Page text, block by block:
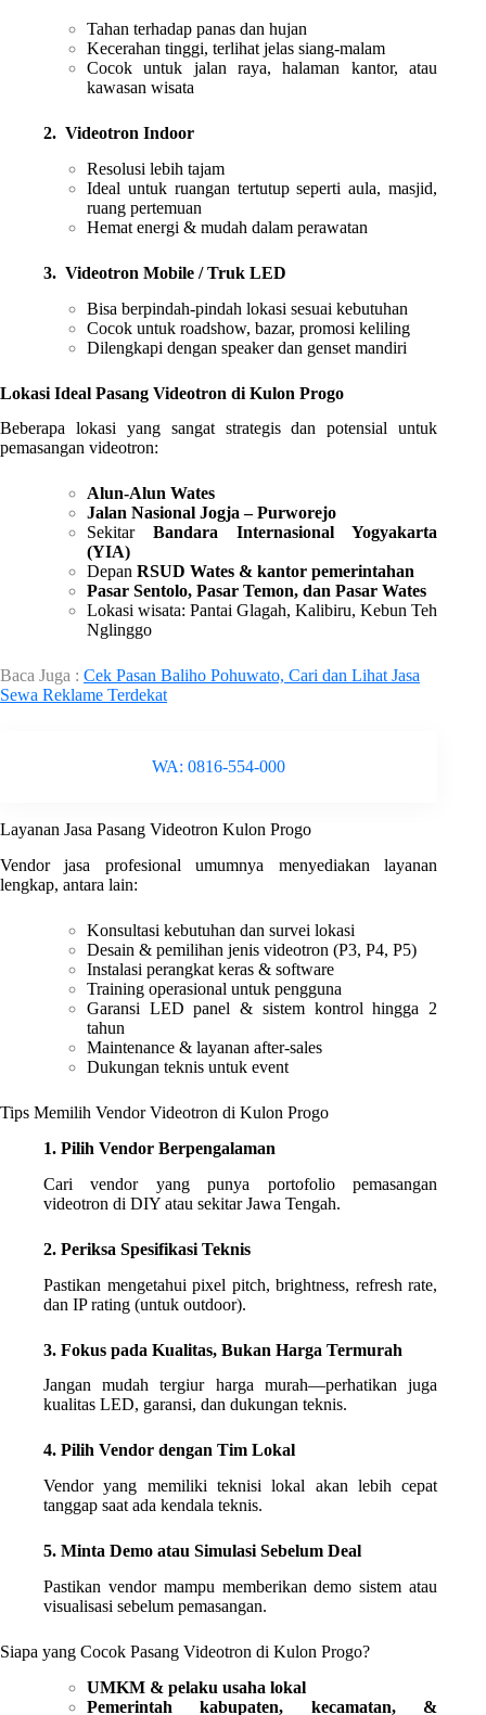
Tahan terhadap panas dan hujan
Kecerahan tinggi, terlihat jelas siang-malam
Cocok untuk jalan raya, halaman kantor, atau
kawasan wisata
2. Videotron Indoor
Resolusi lebih tajam
Ideal untuk ruangan tertutup seperti aula, masjid,
ruang pertemuan
Hemat energi & mudah dalam perawatan
3. Videotron Mobile / Truk LED
Bisa berpindah-pindah lokasi sesuai kebutuhan
Cocok untuk roadshow, bazar, promosi keliling
Dilengkapi dengan speaker dan genset mandiri
Lokasi Ideal Pasang Videotron di Kulon Progo
Beberapa lokasi yang sangat strategis dan potensial untuk
pemasangan videotron:
Alun-Alun Wates
Jalan Nasional Jogja – Purworejo
SekitarBandara Internasional Yogyakarta
(YIA)
Depan RSUD Wates & kantor pemerintahan
Pasar Sentolo, Pasar Temon, dan Pasar Wates
Lokasi wisata: Pantai Glagah, Kalibiru, Kebun Teh
Nglinggo
Baca Juga : Cek Pasan Baliho Pohuwato, Cari dan Lihat Jasa
Sewa Reklame Terdekat
WA: 0816-554-000
Layanan Jasa Pasang Videotron Kulon Progo
Vendor jasa profesional umumnya menyediakan layanan
lengkap, antara lain:
Konsultasi kebutuhan dan survei lokasi
Desain & pemilihan jenis videotron (P3, P4, P5)
Instalasi perangkat keras & software
Training operasional untuk pengguna
Garansi LED panel & sistem kontrol hingga 2
tahun
Maintenance & layanan after-sales
Dukungan teknis untuk event
Tips Memilih Vendor Videotron di Kulon Progo
1. Pilih Vendor Berpengalaman
Cari vendor yang punya portofolio pemasangan
videotron di DIY atau sekitar Jawa Tengah.
2. Periksa Spesifikasi Teknis
Pastikan mengetahui pixel pitch, brightness, refresh rate,
dan IP rating (untuk outdoor).
3. Fokus pada Kualitas, Bukan Harga Termurah
Jangan mudah tergiur harga murah—perhatikan juga
kualitas LED, garansi, dan dukungan teknis.
4. Pilih Vendor dengan Tim Lokal
Vendor yang memiliki teknisi lokal akan lebih cepat
tanggap saat ada kendala teknis.
5. Minta Demo atau Simulasi Sebelum Deal
Pastikan vendor mampu memberikan demo sistem atau
visualisasi sebelum pemasangan.
Siapa yang Cocok Pasang Videotron di Kulon Progo?
UMKM & pelaku usaha lokal
Pemerintah kabupaten, kecamatan, &